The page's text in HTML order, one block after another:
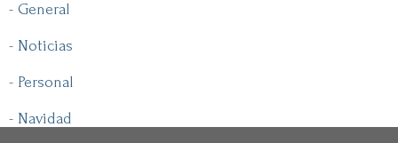
- General
- Noticias
- Personal
- Navidad